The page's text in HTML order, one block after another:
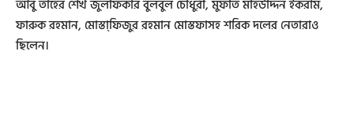
আবু তাহের শেখ জুলফিকার বুলবুল চৌধুরী, মুফতি মহিউদ্দিন ইকরাম,
ফারুক রহমান, মোস্তা্ফিজুর রহমান মোস্তফাসহ শরিক দলের নেতারাও
ছিলেন।